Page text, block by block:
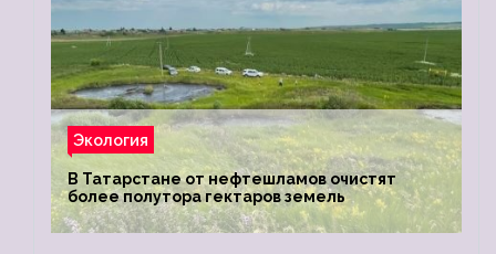
Экология
В Татарстане от нефтешламов очистят
более полутора гектаров земель